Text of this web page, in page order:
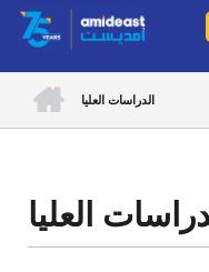
Skip
content
الدراسات العليا
العليا